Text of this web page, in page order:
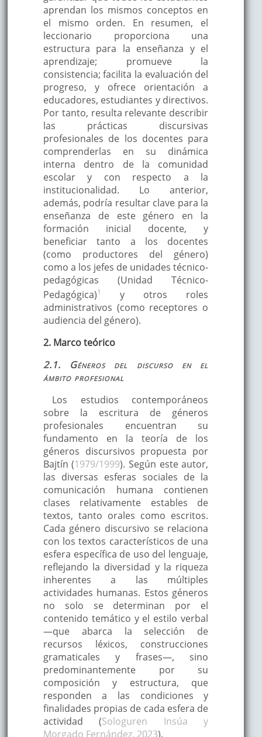
aprendan los mismos conceptos en
el mismo orden. En resumen, el
leccionario proporciona una
estructura para la enseñanza y el
aprendizaje; promueve la
consistencia; facilita la evaluación del
progreso, y ofrece orientación a
educadores, estudiantes y directivos.
Por tanto, resulta relevante describir
las prácticas discursivas
profesionales de los docentes para
comprenderlas en su dinámica
interna dentro de la comunidad
escolar y con respecto a la
institucionalidad. Lo anterior,
además, podría resultar clave para la
enseñanza de este género en la
formación inicial docente, y
beneficiar tanto a los docentes
(como productores del género)
como a los jefes de unidades técnico-
pedagógicas (Unidad Técnico-
Pedagógica)1
y otros roles
administrativos (como receptores o
audiencia del género).
2. Marco teórico
2.1. Géneros del discurso en el
ámbito profesional
Los estudios contemporáneos
sobre la escritura de géneros
profesionales encuentran su
fundamento en la teoría de los
géneros discursivos propuesta por
Bajtín (1979/1999). Según este autor,
las diversas esferas sociales de la
comunicación humana contienen
clases relativamente estables de
textos, tanto orales como escritos.
Cada género discursivo se relaciona
con los textos característicos de una
esfera específica de uso del lenguaje,
reflejando la diversidad y la riqueza
inherentes a las múltiples
actividades humanas. Estos géneros
no solo se determinan por el
contenido temático y el estilo verbal
—que abarca la selección de
recursos léxicos, construcciones
gramaticales y frases—, sino
predominantemente por su
composición y estructura, que
responden a las condiciones y
finalidades propias de cada esfera de
actividad (Sologuren Insúa y
Morgado Fernández, 2023).